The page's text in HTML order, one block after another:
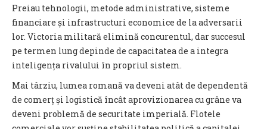
Preiau tehnologii, metode administrative, sisteme
financiare și infrastructuri economice de la adversarii
lor. Victoria militară elimină concurentul, dar succesul
pe termen lung depinde de capacitatea de a integra
inteligența rivalului în propriul sistem.
Mai târziu, lumea romană va deveni atât de dependentă
de comerț și logistică încât aprovizionarea cu grâne va
deveni problemă de securitate imperială. Flotele